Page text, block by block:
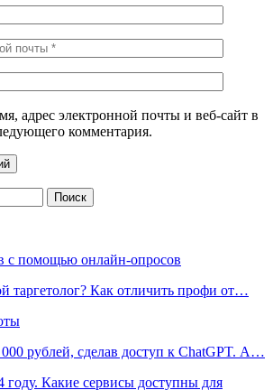
адрес электронной почты и веб-сайт в
комментария.
с помощью онлайн-опросов
таргетолог? Как отличить профи от…
000 рублей, сделав доступ к ChatGPT. А…
году. Какие сервисы доступны для